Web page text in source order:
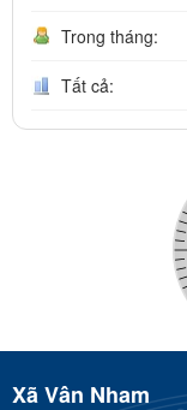
Trong tháng:
Tất cả:
Xã Vân Nham